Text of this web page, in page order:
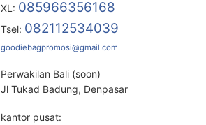
XL: 085966356168
Tsel: 082112534039
goodiebagpromosi@gmail.com
Perwakilan Bali (soon)
Jl Tukad Badung, Denpasar
kantor pusat: